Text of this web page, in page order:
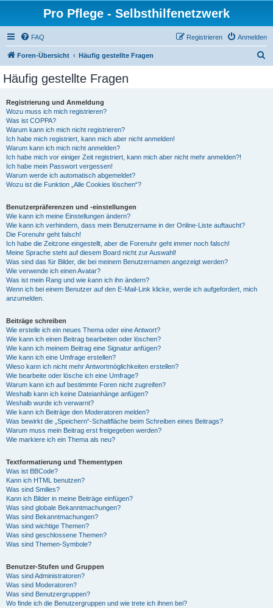
Pro Pflege - Selbsthilfenetzwerk
FAQ Anmelden
Registrieren
Foren-Übersicht Häufig gestellte Fragen
Häufig gestellte Fragen
Registrierung und Anmeldung
Wozu muss ich mich registrieren?
Was ist COPPA?
Warum kann ich mich nicht registrieren?
Ich habe mich registriert, kann mich aber nicht anmelden!
Warum kann ich mich nicht anmelden?
Ich habe mich vor einiger Zeit registriert, kann mich aber nicht mehr anmelden?!
Ich habe mein Passwort vergessen!
Warum werde ich automatisch abgemeldet?
Wozu ist die Funktion „Alle Cookies löschen“?
Benutzerpräferenzen und -einstellungen
Wie kann ich meine Einstellungen ändern?
Wie kann ich verhindern, dass mein Benutzername in der Online-Liste auftaucht?
Die Forenuhr geht falsch!
Ich habe die Zeitzone eingestellt, aber die Forenuhr geht immer noch falsch!
Meine Sprache steht auf diesem Board nicht zur Auswahl!
Was sind das für Bilder, die bei meinem Benutzernamen angezeigt werden?
Wie verwende ich einen Avatar?
Was ist mein Rang und wie kann ich ihn ändern?
Wenn ich bei einem Benutzer auf den E-Mail-Link klicke, werde ich aufgefordert, mich
anzumelden.
Beiträge schreiben
Wie erstelle ich ein neues Thema oder eine Antwort?
Wie kann ich einen Beitrag bearbeiten oder löschen?
Wie kann ich meinem Beitrag eine Signatur anfügen?
Wie kann ich eine Umfrage erstellen?
Wieso kann ich nicht mehr Antwortmöglichkeiten erstellen?
Wie bearbeite oder lösche ich eine Umfrage?
Warum kann ich auf bestimmte Foren nicht zugreifen?
Weshalb kann ich keine Dateianhänge anfügen?
Weshalb wurde ich verwarnt?
Wie kann ich Beiträge den Moderatoren melden?
Was bewirkt die „Speichern“-Schaltfläche beim Schreiben eines Beitrags?
Warum muss mein Beitrag erst freigegeben werden?
Wie markiere ich ein Thema als neu?
Textformatierung und Thementypen
Was ist BBCode?
Kann ich HTML benutzen?
Was sind Smilies?
Kann ich Bilder in meine Beiträge einfügen?
Was sind globale Bekanntmachungen?
Was sind Bekanntmachungen?
Was sind wichtige Themen?
Was sind geschlossene Themen?
Was sind Themen-Symbole?
Benutzer-Stufen und Gruppen
Was sind Administratoren?
Was sind Moderatoren?
Was sind Benutzergruppen?
Wo finde ich die Benutzergruppen und wie trete ich ihnen bei?